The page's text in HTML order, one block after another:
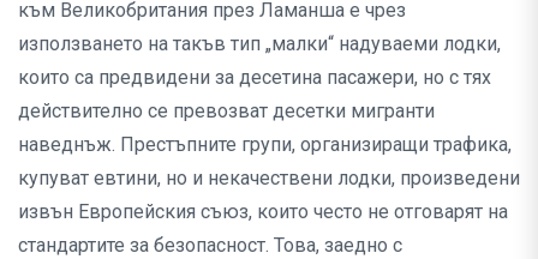
към Великобритания през Ламанша е чрез
използването на такъв тип „малки“ надуваеми лодки,
които са предвидени за десетина пасажери, но с тях
действително се превозват десетки мигранти
наведнъж. Престъпните групи, организиращи трафика,
купуват евтини, но и некачествени лодки, произведени
извън Европейския съюз, които често не отговарят на
стандартите за безопасност. Това, заедно с